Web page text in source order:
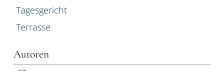
Tagesgericht
Terrasse
Autoren